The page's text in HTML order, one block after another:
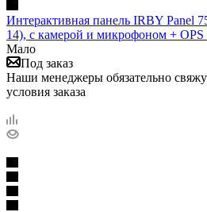
Интерактивная панель IRBY Panel
14), c камерой и микрофоном +
Мало
Под заказ
Наши менеджеры обязательно
условия заказа